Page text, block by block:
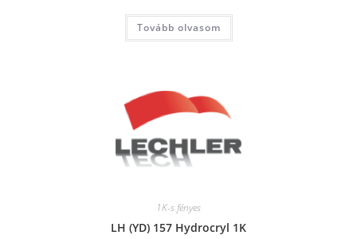
Tovább olvasom
1K-s fényes
LH (YD) 157 Hydrocryl 1K